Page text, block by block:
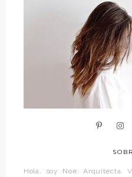
Hola, soy Noe. Arquitecta.